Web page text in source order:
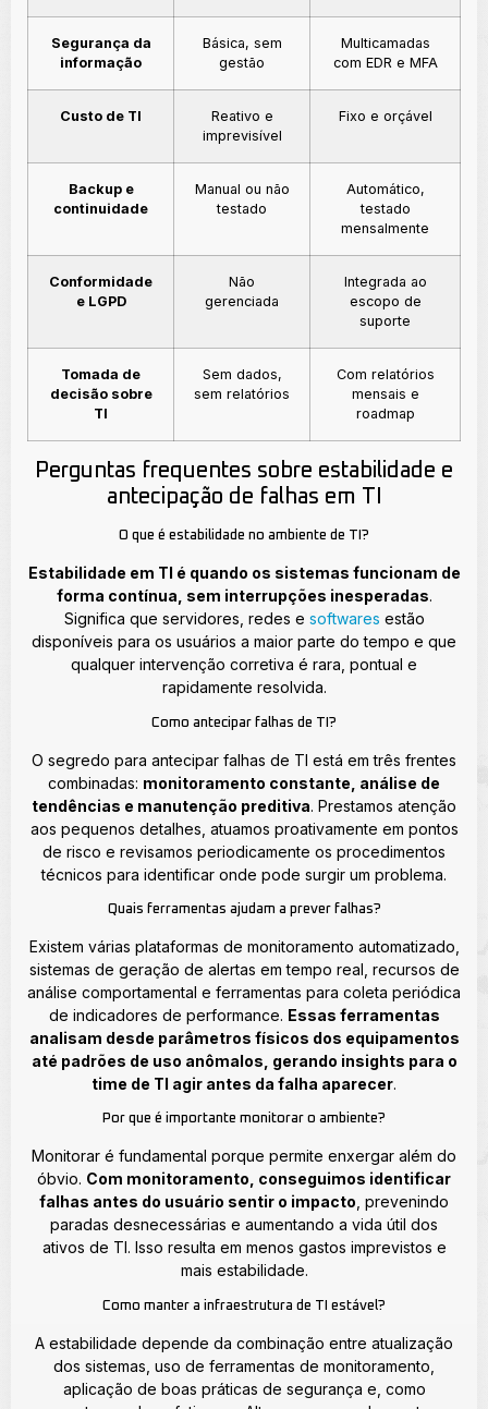
Segurança da
informação
Básica, sem
gestão
Multicamadas
com EDR e MFA
Custo de TI
Reativo e
imprevisível
Fixo e orçável
Backup e
continuidade
Manual ou não
testado
Automático,
testado
mensalmente
Conformidade
e LGPD
Não
gerenciada
Integrada ao
escopo de
suporte
Tomada de
decisão sobre
TI
Sem dados,
sem relatórios
Com relatórios
mensais e
roadmap
Perguntas frequentes sobre estabilidade e
antecipação de falhas em TI
O que é estabilidade no ambiente de TI?
Estabilidade em TI é quando os sistemas funcionam de
forma contínua, sem interrupções inesperadas.
Significa que servidores, redes e softwares estão
disponíveis para os usuários a maior parte do tempo e que
qualquer intervenção corretiva é rara, pontual e
rapidamente resolvida.
Como antecipar falhas de TI?
O segredo para antecipar falhas de TI está em três frentes
combinadas: monitoramento constante, análise de
tendências e manutenção preditiva. Prestamos atenção
aos pequenos detalhes, atuamos proativamente em pontos
de risco e revisamos periodicamente os procedimentos
técnicos para identificar onde pode surgir um problema.
Quais ferramentas ajudam a prever falhas?
Existem várias plataformas de monitoramento automatizado,
sistemas de geração de alertas em tempo real, recursos de
análise comportamental e ferramentas para coleta periódica
de indicadores de performance. Essas ferramentas
analisam desde parâmetros físicos dos equipamentos
até padrões de uso anômalos, gerando insights para o
time de TI agir antes da falha aparecer.
Por que é importante monitorar o ambiente?
Monitorar é fundamental porque permite enxergar além do
óbvio. Com monitoramento, conseguimos identificar
falhas antes do usuário sentir o impacto , prevenindo
paradas desnecessárias e aumentando a vida útil dos
ativos de TI. Isso resulta em menos gastos imprevistos e
mais estabilidade.
Como manter a infraestrutura de TI estável?
A estabilidade depende da combinação entre atualização
dos sistemas, uso de ferramentas de monitoramento,
aplicação de boas práticas de segurança e, como